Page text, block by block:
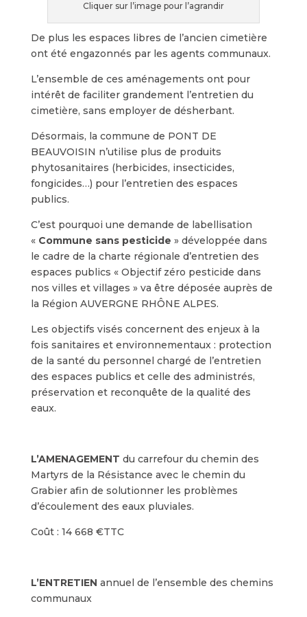
Cliquer sur l’image pour l’agrandir
De plus les espaces libres de l’ancien cimetière
ont été engazonnés par les agents communaux.
L’ensemble de ces aménagements ont pour
intérêt de faciliter grandement l’entretien du
cimetière, sans employer de désherbant.
Désormais, la commune de PONT DE
BEAUVOISIN n’utilise plus de produits
phytosanitaires (herbicides, insecticides,
fongicides…) pour l’entretien des espaces
publics.
C’est pourquoi une demande de labellisation
« Commune sans pesticide » développée dans
le cadre de la charte régionale d’entretien des
espaces publics « Objectif zéro pesticide dans
nos villes et villages » va être déposée auprès de
la Région AUVERGNE RHÔNE ALPES.
Les objectifs visés concernent des enjeux à la
fois sanitaires et environnementaux : protection
de la santé du personnel chargé de l’entretien
des espaces publics et celle des administrés,
préservation et reconquête de la qualité des
eaux.
L’AMENAGEMENT du carrefour du chemin des
Martyrs de la Résistance avec le chemin du
Grabier afin de solutionner les problèmes
d’écoulement des eaux pluviales.
Coût : 14 668 €TTC
L’ENTRETIEN annuel de l’ensemble des chemins
communaux